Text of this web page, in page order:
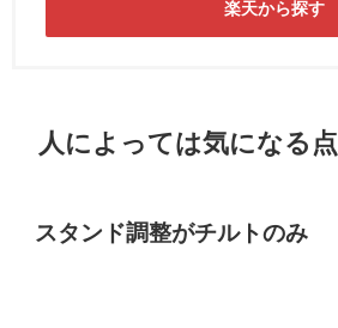
楽天から探す
人によっては気になる点
スタンド調整がチルトのみ